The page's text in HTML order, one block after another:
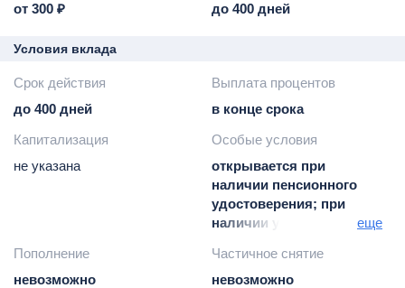
от 300 ₽
до 400 дней
Условия вклада
Срок действия
до 400 дней
Выплата процентов
в конце срока
Капитализация
не указана
Особые условия
открывается при
наличии пенсионного
удостоверения; при
наличии удостоверения
боевых действий,
ветерана труда и
еще
Пополнение
невозможно
Частичное снятие
невозможно